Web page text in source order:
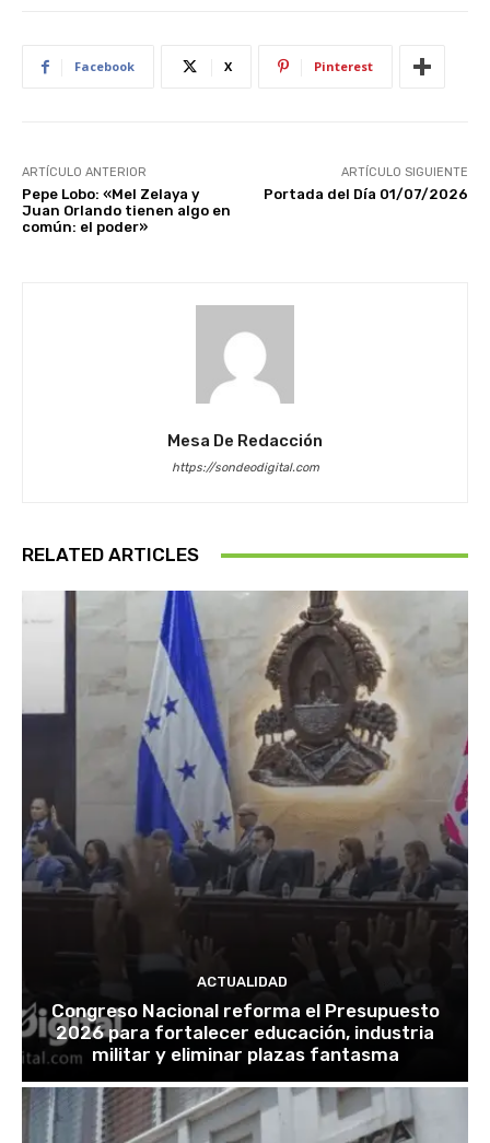
Facebook X Pinterest
ARTÍCULO ANTERIOR
Pepe Lobo: «Mel Zelaya y
Juan Orlando tienen algo en
común: el poder»
ARTÍCULO SIGUIENTE
Portada del Día 01/07/2026
Mesa De Redacción
https://sondeodigital.com
RELATED ARTICLES
ACTUALIDAD
Congreso Nacional reforma el Presupuesto
2026 para fortalecer educación, industria
militar y eliminar plazas fantasma